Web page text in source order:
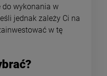
do wykonania w
jednak zależy Ci na
w tę